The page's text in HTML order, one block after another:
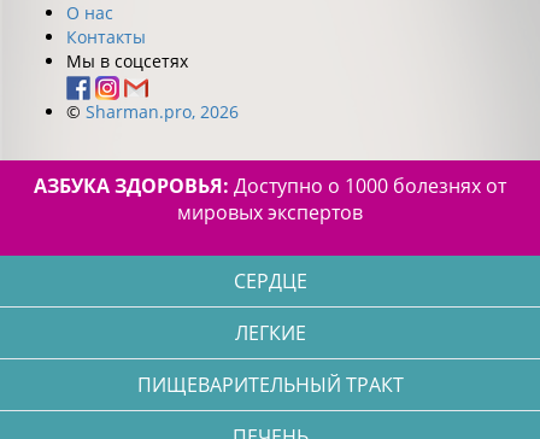
О нас
Контакты
Мы в соцсетях
© Sharman.pro, 2026
АЗБУКА ЗДОРОВЬЯ: Доступно о 1000 болезнях от
мировых экспертов
СЕРДЦЕ
ЛЕГКИЕ
ПИЩЕВАРИТЕЛЬНЫЙ ТРАКТ